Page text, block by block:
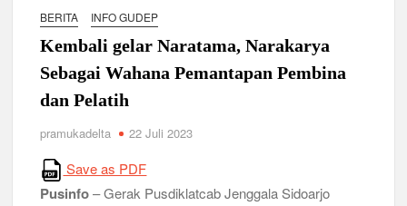
BERITA INFO GUDEP
Kembali gelar Naratama, Narakarya
Sebagai Wahana Pemantapan Pembina
dan Pelatih
pramukadelta 22 Juli 2023
Save as PDF
Pusinfo– Gerak Pusdiklatcab Jenggala Sidoarjo